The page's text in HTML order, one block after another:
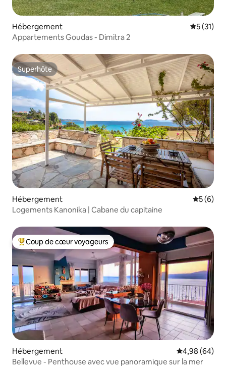
Hébergement
5 (31)
Appartements Goudas - Dimitra 2
Superhôte
Superhôte
Hébergement
5 (6)
Logements Kanonika | Cabane du capitaine
Coups de cœur voyageurs les plus appréciés
Coup de cœur voyageurs
Hébergement Évaluation
4,98 (64)
Bellevue - Penthouse avec vue panoramique sur la mer